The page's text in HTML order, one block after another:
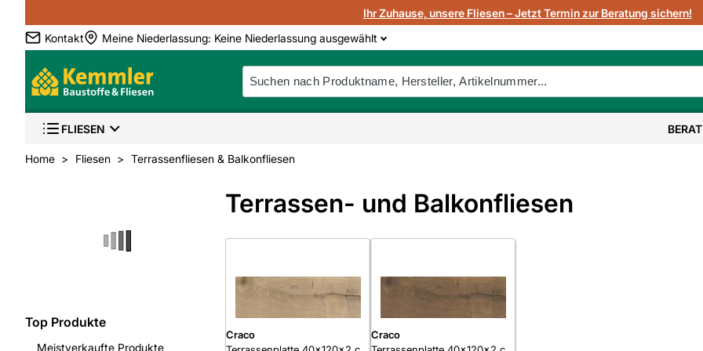
Ihr Zuhause, unsere Fliesen – Jetzt Termin zur Beratung sichern!
Kontakt
Meine Niederlassung: Keine Niederlassung ausgewählt
FLIESEN
Home Fliesen Terrassenfliesen & Balkonfliesen
Top Produkte
Meistverkaufte Produkte
Terrassen- und Balkonfliesen
Craco
Craco